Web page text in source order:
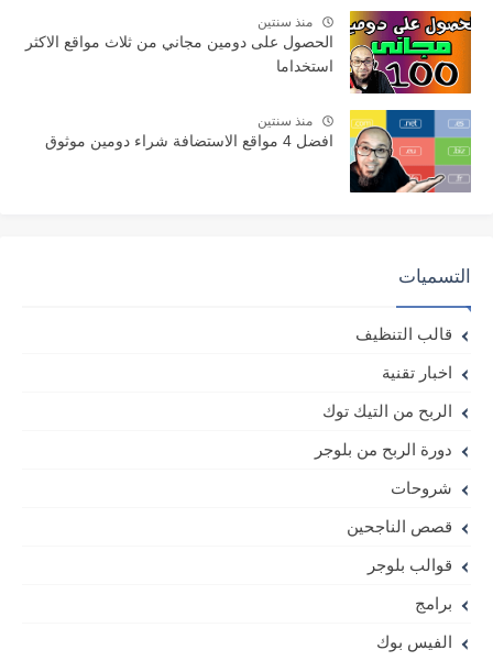
منذ سنتين
الحصول على دومين مجاني من ثلاث مواقع الاكثر
استخداما
منذ سنتين
افضل 4 مواقع الاستضافة شراء دومين موثوق
التسميات
قالب التنظيف
اخبار تقنية
الربح من التيك توك
دورة الربح من بلوجر
شروحات
قصص الناجحين
قوالب بلوجر
برامج
الفيس بوك